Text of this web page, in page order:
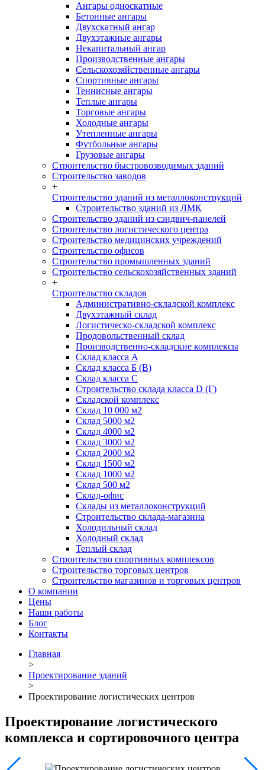
Ангары односкатные
Бетонные ангары
Двухскатный ангар
Двухэтажные ангары
Некапитальный ангар
Производственные ангары
Сельскохозяйственные ангары
Спортивные ангары
Теннисные ангары
Теплые ангары
Торговые ангары
Холодные ангары
Утепленные ангары
Футбольные ангары
Грузовые ангары
Строительство быстровозводимых зданий
Строительство заводов
+
Строительство зданий из металлоконструкций
Строительство зданий из ЛМК
Строительство зданий из сэндвич-панелей
Строительство логистического центра
Строительство медицинских учреждений
Строительство офисов
Строительство промышленных зданий
Строительство сельскохозяйственных зданий
+
Строительство складов
Административно-складской комплекс
Двухэтажный склад
Логистическо-складской комплекс
Продовольственный склад
Производственно-складские комплексы
Склад класса А
Склад класса Б (B)
Склад класса С
Строительство склада класса D (Г)
Складской комплекс
Склад 10 000 м2
Склад 5000 м2
Склад 4000 м2
Склад 3000 м2
Склад 2000 м2
Склад 1500 м2
Склад 1000 м2
Склад 500 м2
Склад-офис
Склады из металлоконструкций
Строительство склада-магазина
Холодильный склад
Холодный склад
Теплый склад
Строительство спортивных комплексов
Строительство торговых центров
Строительство магазинов и торговых центров
О компании
Цены
Наши работы
Блог
Контакты
Главная
>
Проектирование зданий
>
Проектирование логистических центров
Проектирование логистического
комплекса и сортировочного центра